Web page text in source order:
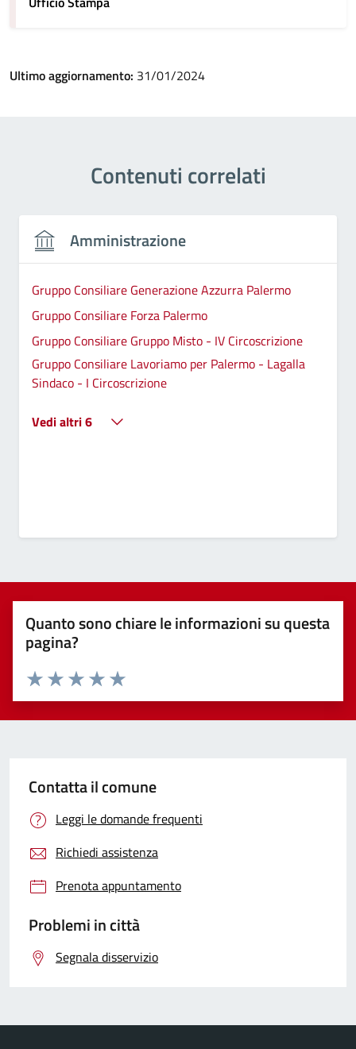
Ultimo aggiornamento: 31/01/2024
Contenuti correlati
Amministrazione
Gruppo Consiliare Generazione Azzurra Palermo
Gruppo Consiliare Forza Palermo
Gruppo Consiliare Gruppo Misto - IV Circoscrizione
Gruppo Consiliare Lavoriamo per Palermo - Lagalla
Sindaco - I Circoscrizione
Vedi altri 6
Quanto sono chiare le informazioni su questa
pagina?
Valuta 5 stelle su 5
Valuta 4 stelle su 5
Valuta 3 stelle su 5
Valuta 2 stelle su 5
Valuta 1 stelle su 5
Contatta il comune
Leggi le domande frequenti
Richiedi assistenza
Prenota appuntamento
Problemi in città
Segnala disservizio